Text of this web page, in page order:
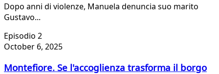
Dopo anni di violenze, Manuela denuncia suo marito
Gustavo...
Episodio 2
October 6, 2025
Montefiore. Se l'accoglienza trasforma il borgo